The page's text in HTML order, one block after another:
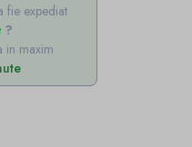
fie expediat
in maxim